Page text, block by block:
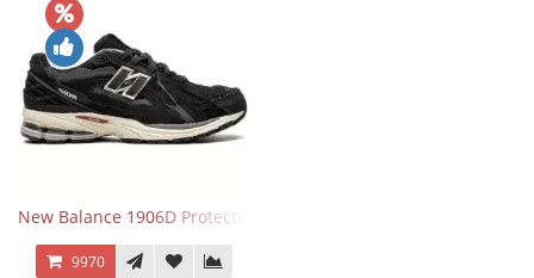
New Balance 1906D Protection Pack Black черные
9970